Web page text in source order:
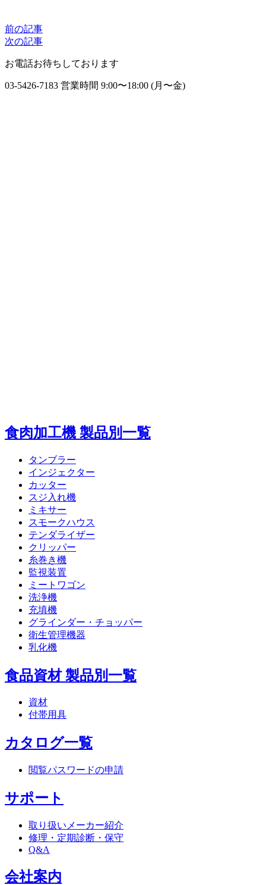
前の記事
次の記事
お電話お待ちしております
03-5426-7183 営業時間 9:00〜18:00 (月〜金)
食肉加工機 製品別一覧
タンブラー
インジェクター
カッター
スジ入れ機
ミキサー
スモークハウス
テンダライザー
クリッパー
糸巻き機
監視装置
ミートワゴン
洗浄機
充填機
グラインダー・チョッパー
衛生管理機器
乳化機
食品資材 製品別一覧
資材
付帯用具
カタログ一覧
閲覧パスワードの申請
サポート
取り扱いメーカー紹介
修理・定期診断・保守
Q&A
会社案内